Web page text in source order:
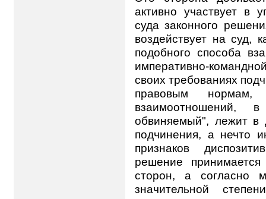
активно участвует в
суда законного
воздействует на суд,
подобного способа
императивно-
своих требованиях
правовым
обвиняемый", лежит в
подчинения, а нечто
признаков
решение
сторон, а
значительной